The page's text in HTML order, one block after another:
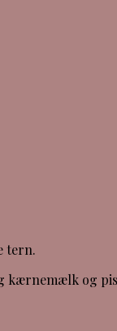
tern.
kærnemælk og